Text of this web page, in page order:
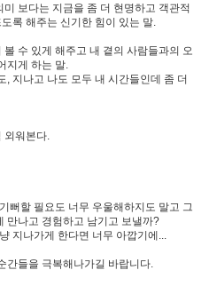
보다는 지금을 좀 더 현명하고 객관적
록 해주는 신기한 힘이 있는 말.
수 있게 해주고 내 곁의 사람들과의 오
지게 하는 말.
, 지나고 나도 모두 내 시간들인데 좀 더
외워본다.
뻐할 필요도 너무 우울해하지도 말고 그
만나고 경험하고 남기고 보낼까?
지나가게 한다면 너무 아깝기에...
간들을 극복해나가길 바랍니다.